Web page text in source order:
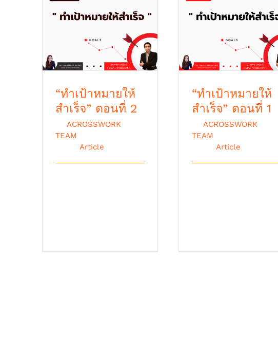
“ทำเป้าหมายให้สำเร็จ”
ตอนที่ 2
“ทำเป้าหมายให้
สำเร็จ” ตอนที่ 2
ACROSSWORK
TEAM
Article
“ทำเป้าหมายให้สำเร็จ”
ตอนที่ 1
“ทำเป้าหมายให้
สำเร็จ” ตอนที่ 1
ACROSSWORK
TEAM
Article